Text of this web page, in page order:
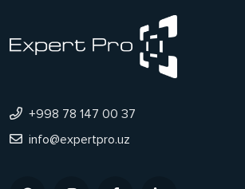
+998 78 147 00 37
info@expertpro.uz